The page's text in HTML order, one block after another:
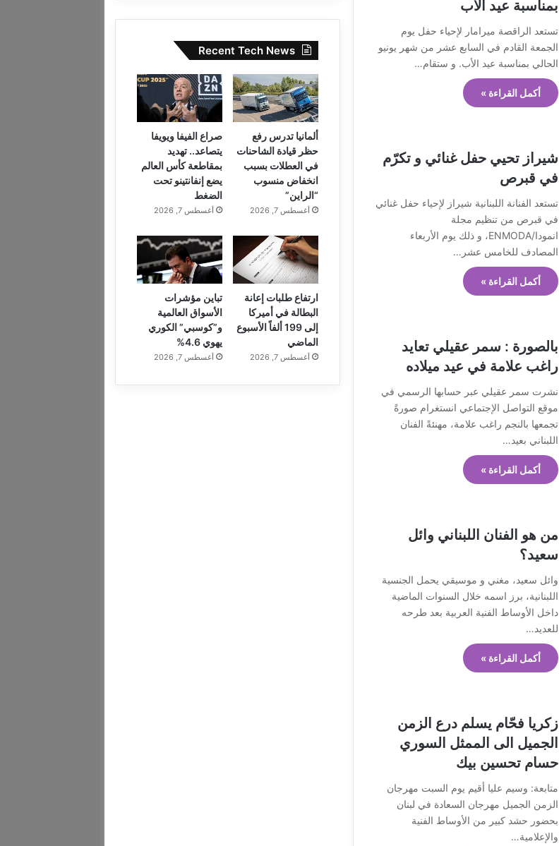
بمناسبة عيد الأب
تستعد الراقصة ميرامار لإحياء حفل يوم
الجمعة القادم في السابع عشر من شهر يونيو
الحالي بمناسبة عيد الأب. و ستقام…
أكمل القراءة »
شيراز تحيي حفل غنائي و تكرّم
في قبرص
تستعد الفنانة اللبنانية شيراز لإحياء حفل غنائي
في قبرص من تنظيم مجلة
انمودا/ENMODA، و ذلك يوم الأربعاء
المصادف للخامس عشر…
أكمل القراءة »
بالصورة : سمر عقيلي تعايد
راغب علامة في عيد ميلاده
نشرت سمر عقيلي عبر حسابها الرسمي في
موقع التواصل الإجتماعي انستغرام صورةً
تجمعها بالنجم راغب علامة، مهنئةً الفنان
اللبناني بعيد…
أكمل القراءة »
من هو الفنان اللبناني وائل
سعيد؟
وائل سعيد، مغني و موسيقي يحمل الجنسية
اللبنانية، برز اسمه خلال السنوات الماضية
داخل الأوساط الفنية العربية بعد طرحه
للعديد…
أكمل القراءة »
زكريا فحّام يسلم درع الزمن
الجميل الى الممثل السوري
حسام تحسين بيك
متابعة: وسيم عليا أقيم يوم السبت مهرجان
الزمن الجميل مهرجان السعادة في لبنان
بحضور حشد كبير من الأوساط الفنية
والإعلامية…
Recent Tech News
ألمانيا تدرس رفع
حظر قيادة الشاحنات
في العطلات بسبب
انخفاض منسوب
“الراين”
أغسطس 7, 2026
صراع الفيفا ويويفا
يتصاعد.. تهديد
بمقاطعة كأس العالم
يضع إنفانتينو تحت
الضغط
أغسطس 7, 2026
ارتفاع طلبات إعانة
البطالة في أميركا
إلى 199 ألفاً الأسبوع
الماضي
أغسطس 7, 2026
تباين مؤشرات
الأسواق العالمية
و”كوسبي” الكوري
يهوي 4.6%
أغسطس 7, 2026